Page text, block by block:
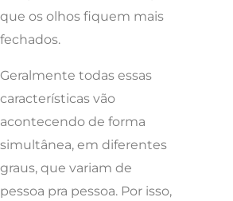
que os olhos fiquem mais
fechados.
Geralmente todas essas
características vão
acontecendo de forma
simultânea, em diferentes
graus, que variam de
pessoa pra pessoa. Por isso,